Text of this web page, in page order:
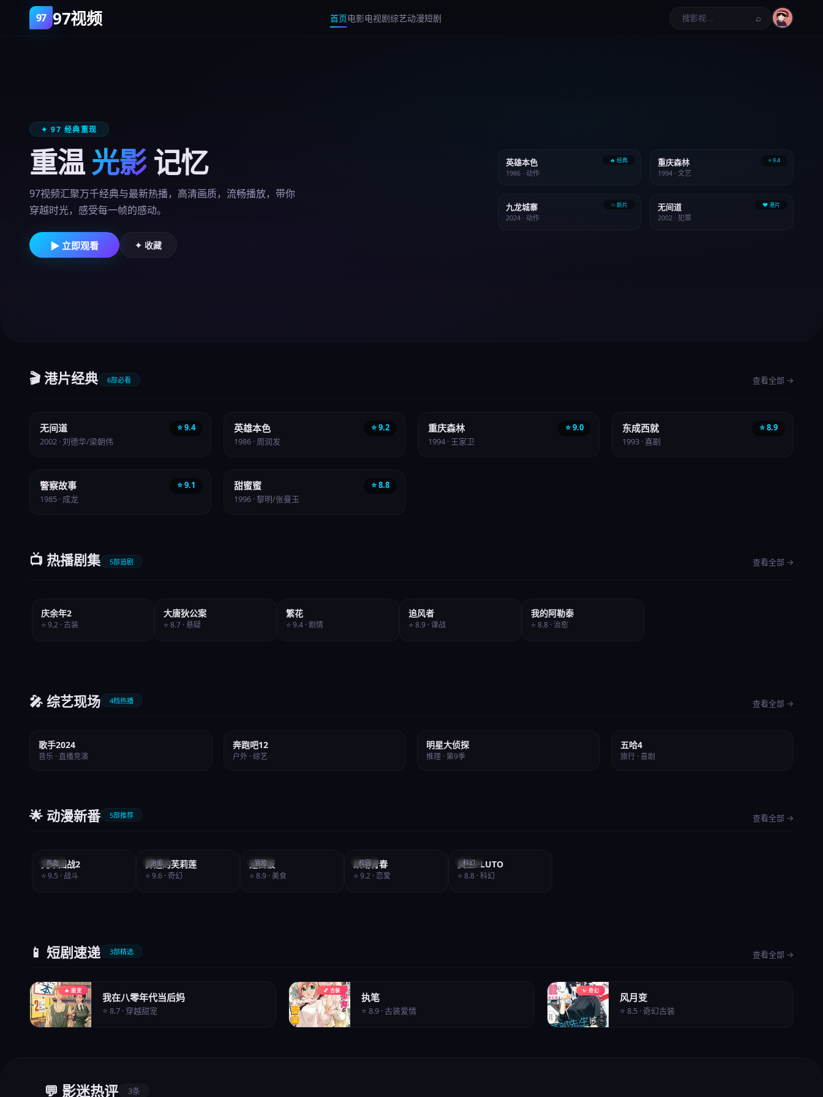
97视频 首页电影电视剧综艺动漫短剧 ⌕
✦ 97 经典重现
重温光影 记忆
97视频汇聚万千经典与最新热播，高清画质，流畅播放，带你
穿越时光，感受每一帧的感动。
▶ 立即观看 ✦ 收藏
🔥 经典
英雄本色
1986 · 动作
⭐ 9.4
重庆森林
1994 · 文艺
✨ 新片
九龙城寨
2024 · 动作
❤️ 港片
无间道
2002 · 犯罪
🎬 港片经典 6部必看 查看全部 →
⭐ 9.4
无间道
2002 · 刘德华/梁朝伟
⭐ 9.2
英雄本色
1986 · 周润发
⭐ 9.0
重庆森林
1994 · 王家卫
⭐ 8.9
东成西就
1993 · 喜剧
⭐ 9.1
警察故事
1985 · 成龙
⭐ 8.8
甜蜜蜜
1996 · 黎明/张曼玉
📺 热播剧集 5部追剧 查看全部 →
庆余年2
⭐ 9.2 · 古装
大唐狄公案
⭐ 8.7 · 悬疑
繁花
⭐ 9.4 · 剧情
追风者
⭐ 8.9 · 谍战
我的阿勒泰
⭐ 8.8 · 治愈
🎤 综艺现场 4档热播
查看全部 →
歌手2024
音乐 · 直播竞演
奔跑吧12
户外 · 综艺
明星大侦探
推理 · 第9季
五哈4
旅行 · 喜剧
🌟 动漫新番 5部推荐 查看全部 →
热血
咒术回战2
⭐ 9.5 · 战斗
治愈
葬送的芙莉莲
⭐ 9.6 · 奇幻
冒险
迷宫饭
⭐ 8.9 · 美食
校园
跃动青春
⭐ 9.2 · 恋爱
科幻
冥王PLUTO
⭐ 8.8 · 科幻
📱 短剧速递 3部精选 查看全部 →
🔥 甜宠
我在八零年代当后妈
⭐ 8.7 · 穿越甜宠
💕 古装
执笔
⭐ 8.9 · 古装爱情
✨ 奇幻
风月变
⭐ 8.5 · 奇幻古装
💬 影迷热评 3条